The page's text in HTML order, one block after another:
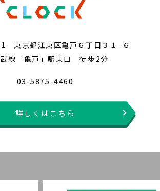
東京都江東区亀戸６丁目３１−６
線「亀戸」駅東口 徒歩2分
03-5875-4460
詳しくはこちら